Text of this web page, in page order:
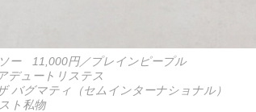
ー 11,000円／プレインピープル
デュートリステス
バグマティ（セムインターナショナル）
ト私物